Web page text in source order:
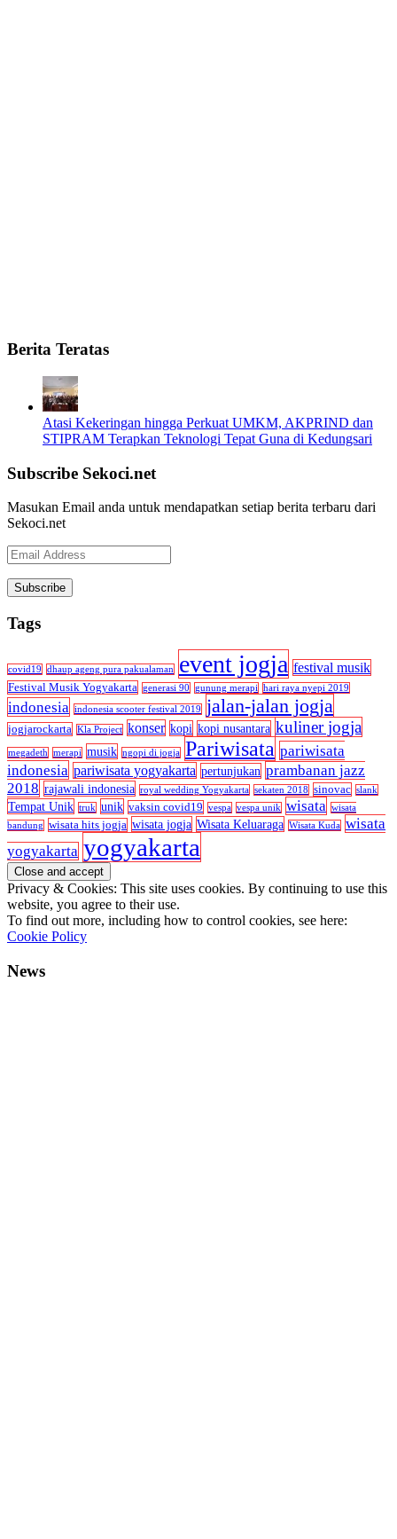
Berita Teratas
Atasi Kekeringan hingga Perkuat UMKM, AKPRIND dan
STIPRAM Terapkan Teknologi Tepat Guna di Kedungsari
Subscribe Sekoci.net
Masukan Email anda untuk mendapatkan setiap berita terbaru dari
Sekoci.net
Email
Tags
covid19 dhaup ageng pura pakualaman event jogja festival musik
Festival Musik Yogyakarta generasi 90 gunung merapi hari raya nyepi 2019
indonesia indonesia scooter festival 2019 jalan-jalan jogja
jogjarockarta Kla Project konser kopi kopi nusantara kuliner jogja
megadeth merapi musik ngopi di jogja Pariwisata pariwisata
indonesia pariwisata yogyakarta pertunjukan prambanan jazz
2018 rajawali indonesia royal wedding Yogyakarta sekaten 2018 sinovac slank
Tempat Unik truk unik vaksin covid19 vespa vespa unik wisata wisata
bandung
wisata hits jogja wisata jogja Wisata Keluaraga Wisata Kuda wisata
yogyakarta yogyakarta
Privacy & Cookies: This site uses cookies. By continuing to use this
website, you agree to their use.
To find out more, including how to control cookies, see here:
Cookie Policy
News